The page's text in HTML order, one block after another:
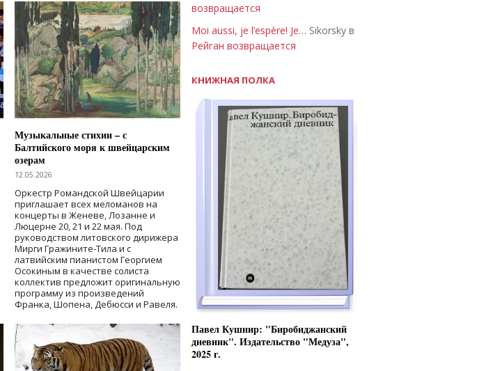
Музыкальные стихии – с
Балтийского моря к швейцарским
озерам
12.05.2026
Оркестр Романдской Швейцарии
приглашает всех меломанов на
концерты в Женеве, Лозанне и
Люцерне 20, 21 и 22 мая. Под
руководством литовского дирижера
Мирги Гражините-Тила и с
латвийским пианистом Георгием
Осокиным в качестве солиста
коллектив предложит оригинальную
программу из произведений
Франка, Шопена, Дебюсси и Равеля.
возвращается
Moi aussi, je l’espère! Je… Sikorsky в
Рейган возвращается
КНИЖНАЯ ПОЛКА
Павел Кушнир: "Биробиджанский
дневник". Издательство "Медуза",
2025 г.